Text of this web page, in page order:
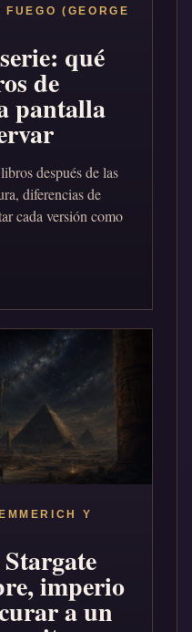
(GEORGE
qué
de
pantalla
después de las
diferencias de
cada versión como
Y
imperio
a un